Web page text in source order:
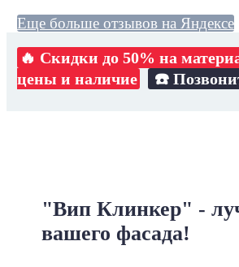
Еще больше отзывов на Яндексе
🔥 Скидки до 50% на
цены и наличие
☎️
"Вип Клинкер" -
вашего фасада!